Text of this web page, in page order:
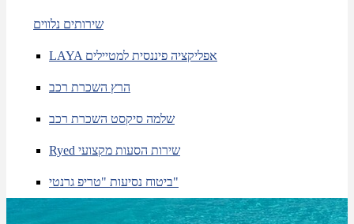
שירותים נלווים
LAYA אפליקציה פיננסית למטיילים
הרץ השכרת רכב
שלמה סיקסט השכרת רכב
Ryed שירות הסעות מקצועי
ביטוח נסיעות "טריפ גרנטי"